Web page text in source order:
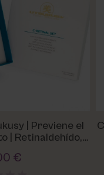
| Previene el
| Retinaldehído,
€